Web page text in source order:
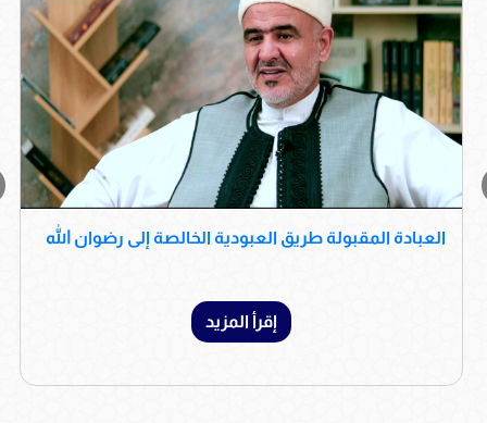
العبادة المقبولة طريق العبودية الخالصة إلى رضوان الله
إقرأ المزيد